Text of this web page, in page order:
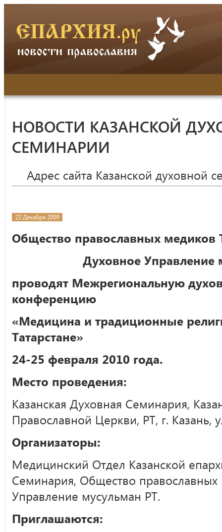
НОВОСТИ КАЗАНСКОЙ
СЕМИНАРИИ
Адрес сайта Казанской духовной
22 Декабря 2009
Общество православных медиков
Духовное Управление
проводят Межрегиональную
конференцию
«Медицина и традиционные
Татарстане»
24-25 февраля 2010 года.
Место проведения:
Казанская Духовная Семинария,
Православной Церкви, РТ, г. Казань,
Организаторы:
Медицинский Отдел Казанской
Семинария, Общество
Управление мусульман РТ.
Приглашаются: